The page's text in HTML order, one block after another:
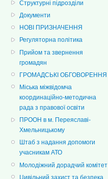
Структурні підрозділи
Документи
НОВІ ПРИЗНАЧЕННЯ
Регуляторна політика
Прийом та звернення
громадян
ГРОМАДСЬКІ ОБГОВОРЕННЯ
Міська міжвідомча
координаційно-методична
рада з правової освіти
ПРООН в м. Переяславі-
Хмельницькому
Штаб з надання допомоги
учасникам АТО
Молодіжний дорадчий комітет
Цивільний захист та безпека